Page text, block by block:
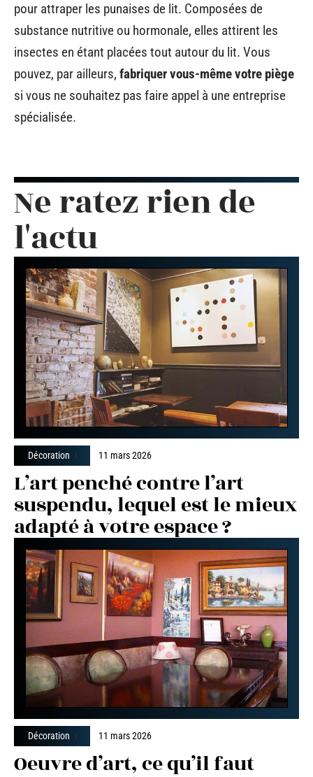
pour attraper les punaises de lit. Composées de
substance nutritive ou hormonale, elles attirent les
insectes en étant placées tout autour du lit. Vous
pouvez, par ailleurs, fabriquer vous-même votre piège
si vous ne souhaitez pas faire appel à une entreprise
spécialisée.
Ne ratez rien de
l'actu
Décoration 11 mars 2026
L’art penché contre l’art
suspendu, lequel est le mieux
adapté à votre espace ?
Décoration 11 mars 2026
Oeuvre d’art, ce qu’il faut